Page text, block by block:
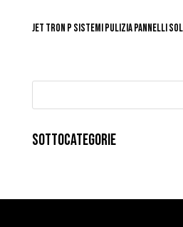
JET TRON P SISTEMI PULIZIA PANNELLI
SOTTOCATEGORIE